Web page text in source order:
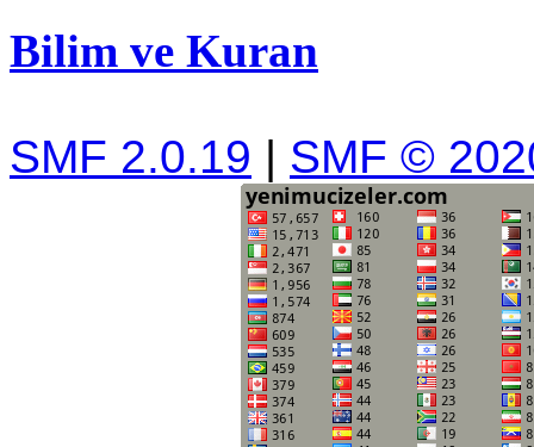
Bilim ve Kuran
SMF 2.0.19 | SMF ©